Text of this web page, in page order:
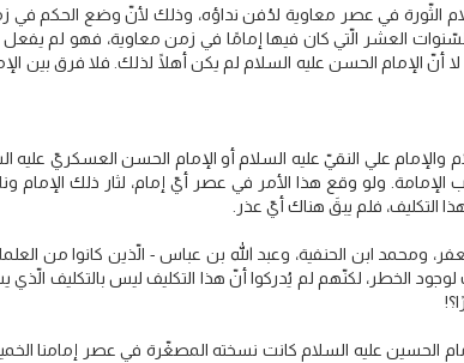
الثّورة في عصر معاوية لدُفن نداؤه، وذلك لأنّ وضع
العشر الّتي كان فيها إمامًا في زمن معاوية، فهو لم
أنّ الإمام الحسن عليه السلام لم يكن أهلًا لذلك. فلا فرق بين
والإمام علي النقيّ عليه السلام أو الإمام الحسن العسكريّ
ولو وقع هذا الأمر في عصر أيّ إمام، لثار ذلك الإمام
التكليف، فلم يبقَ هناك أيّ عذر.
ومحمد ابن الحنفية، وعبد الله بن عباس - الّذين كانوا من
الخطر، لكنّهم لم يُدركوا أنّ هذا التكليف ليس بالتكليف
الحسين عليه السلام كانت نسخته المصغّرة في عصر إمامنا